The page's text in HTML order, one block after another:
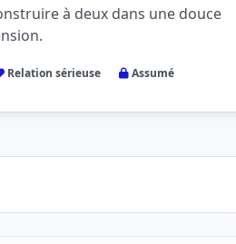
à deux dans une douce
Relation sérieuse Assumé